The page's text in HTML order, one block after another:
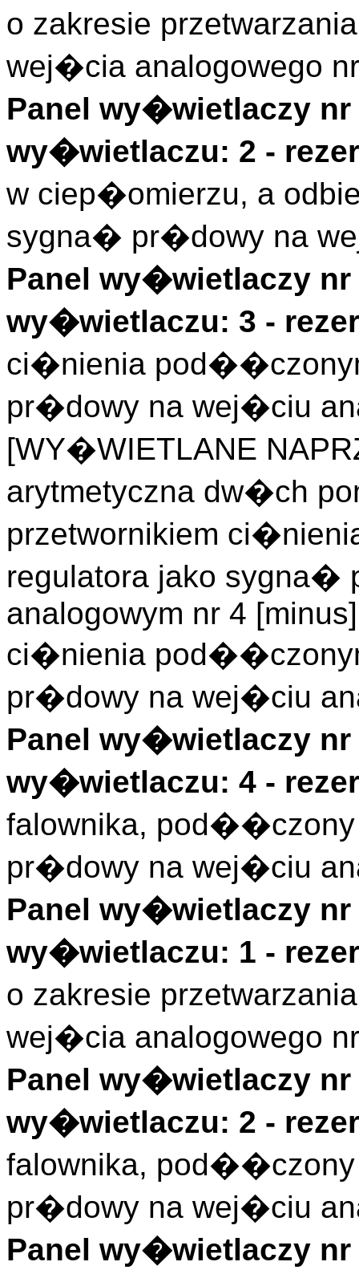
o zakresie
wej�cia analogowego
Panel wy�wietlaczy nr
wy�wietlaczu: 2 -
w ciep�omierzu, a
sygna� pr�dowy na
Panel wy�wietlaczy nr
wy�wietlaczu: 3 -
ci�nienia
pr�dowy na wej�ciu
[WY�WIETLANE
arytmetyczna dw�ch
przetwornikiem
regulatora jako
analogowym nr 4
ci�nienia
pr�dowy na wej�ciu
Panel wy�wietlaczy nr
wy�wietlaczu: 4 -
falownika,
pr�dowy na wej�ciu
Panel wy�wietlaczy nr
wy�wietlaczu: 1 -
o zakresie
wej�cia analogowego
Panel wy�wietlaczy nr
wy�wietlaczu: 2 -
falownika,
pr�dowy na wej�ciu
Panel wy�wietlaczy nr